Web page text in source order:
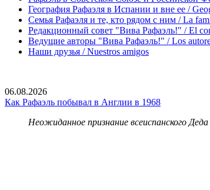
География Рафаэля в Испании и вне ее /
Семья Рафаэля и те, кто рядом с ним / La
Редакционный совет "Вива Рафаэль!" / El
Ведущие авторы "Вива Рафаэль!" / Los
Наши друзья / Nuestros amigos
06.08.2026
Как Рафаэль побывал в Англии в 1968
Неожиданное признание всеиспанского